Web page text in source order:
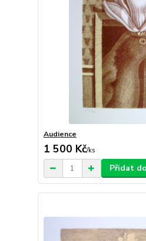
Audience
1 500 Kč/ks
Přidat